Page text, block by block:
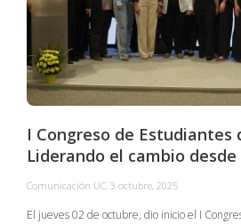
I Congreso de Estudiantes
Liderando el cambio
Comunicación UC, 3 octubre, 2025
El jueves 02 de octubre, dio inicio el I